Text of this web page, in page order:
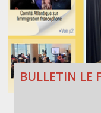
BULLETIN LE